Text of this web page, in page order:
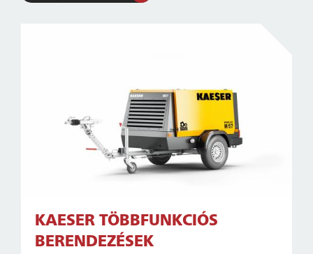
KAESER TÖBBFUNKCIÓS
BERENDEZÉSEK